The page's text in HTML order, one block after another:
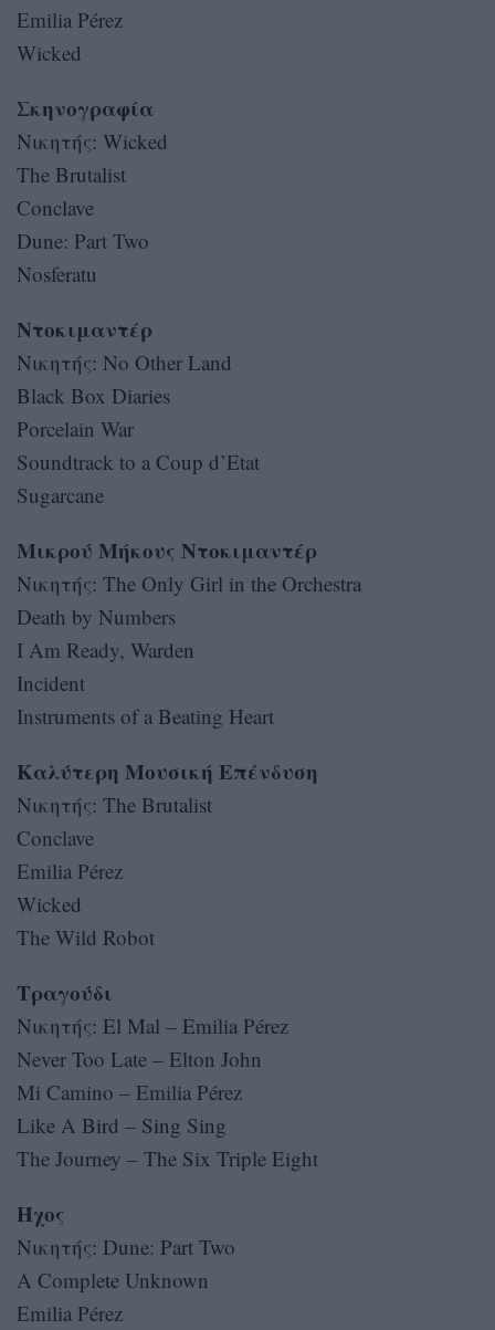
Emilia Pérez
Wicked
Σκηνογραφία
Νικητής: Wicked
The Brutalist
Conclave
Dune: Part Two
Nosferatu
Ντοκιμαντέρ
Νικητής: No Other Land
Black Box Diaries
Porcelain War
Soundtrack to a Coup d’Etat
Sugarcane
Μικρού Μήκους Ντοκιμαντέρ
Νικητής: The Only Girl in the Orchestra
Death by Numbers
I Am Ready, Warden
Incident
Instruments of a Beating Heart
Καλύτερη Μουσική Επένδυση
Νικητής: The Brutalist
Conclave
Emilia Pérez
Wicked
The Wild Robot
Τραγούδι
Νικητής: El Mal – Emilia Pérez
Never Too Late – Elton John
Mi Camino – Emilia Pérez
Like A Bird – Sing Sing
The Journey – The Six Triple Eight
Ήχος
Νικητής: Dune: Part Two
A Complete Unknown
Emilia Pérez